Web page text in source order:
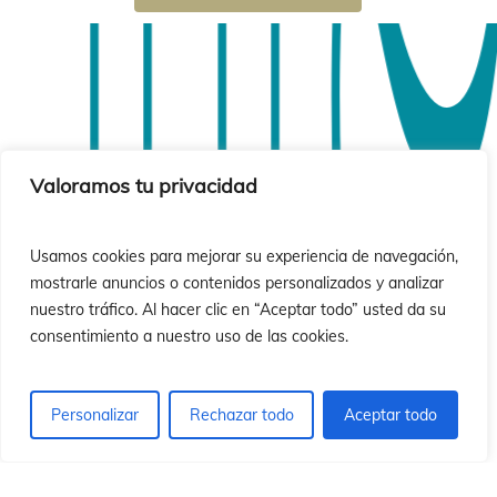
Valoramos tu privacidad
Usamos cookies para mejorar su experiencia de navegación,
mostrarle anuncios o contenidos personalizados y analizar
nuestro tráfico. Al hacer clic en “Aceptar todo” usted da su
consentimiento a nuestro uso de las cookies.
Personalizar Rechazar todo Aceptar todo